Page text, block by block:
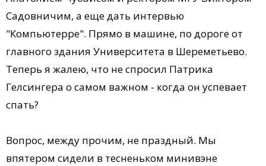
Садовничим, а еще дать интервью
"Компьютерре". Прямо в машине, по дороге от
главного здания Университета в Шереметьево.
Теперь я жалею, что не спросил Патрика
Гелсингера о самом важном - когда он успевает
спать?
Вопрос, между прочим, не праздный. Мы
впятером сидели в тесненьком минивэне